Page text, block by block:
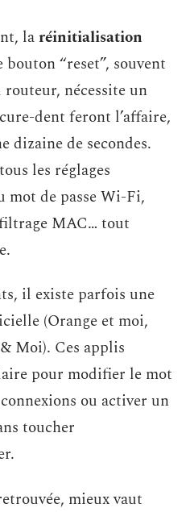
laréinitialisation
bouton “reset”, souvent
nécessite un
dent feront l’affaire,
dizaine de secondes.
les réglages
mot de passe Wi-Fi,
MAC… tout
il existe parfois une
(Orange et moi,
Moi). Ces applis
pour modifier le mot
ou activer un
toucher
mieux vaut